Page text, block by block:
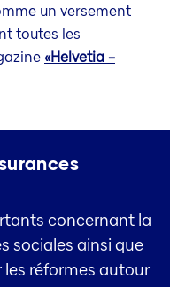
un versement
toutes les
«Helvetia –
concernant la
sociales ainsi que
les réformes autour